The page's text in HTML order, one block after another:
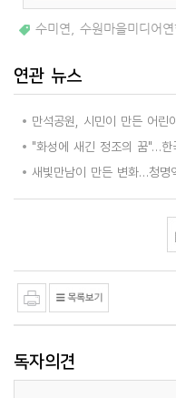
수미연 수원마을미디어
연관 뉴스
독자의견